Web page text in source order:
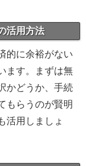
活用方法
的に余裕がない
ます。まずは無
かどうか、手続
もらうのが賢明
活用しましょ